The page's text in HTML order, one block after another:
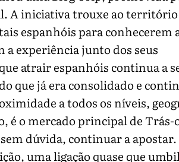
A iniciativa trouxe ao território
espanhóis para conhecerem
experiência junto dos seus
atrair espanhóis continua a
que já era consolidado e
a todos os níveis,
é o mercado principal de Trás-
dúvida, continuar a
uma ligação quase que